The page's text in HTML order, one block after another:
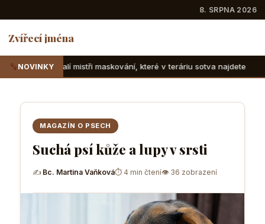
8. SRPNA 2026
Zvířecí jména
NOVINKY
maskování, které v teráriu sotva najdete Suchozemské
MAGAZÍN O PSECH
Suchá psí kůže a lupy v srsti
✍ Bc. Martina Vaňková⏱ 4 min čtení👁 36 zobrazení